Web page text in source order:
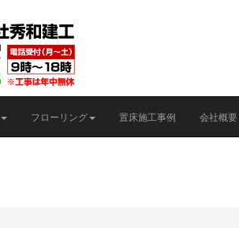
フローリング 置床施工事例 会社概要